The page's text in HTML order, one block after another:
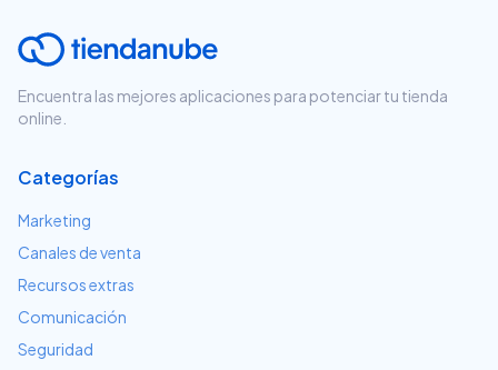
Encuentra las mejores aplicaciones para potenciar tu tienda
online.
Categorías
Marketing
Canales de venta
Recursos extras
Comunicación
Seguridad